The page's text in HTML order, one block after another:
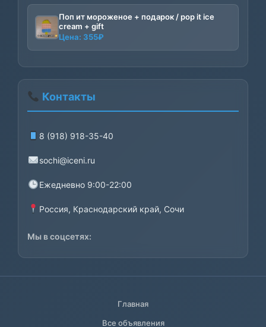
составляла
2000₽.
1500₽.
Поп ит мороженое + подарок / pop it ice
cream + gift
Цена: 355₽
Контакты
8 (918) 918-35-40
sochi@iceni.ru
Ежедневно 9:00-22:00
Россия, Краснодарский край, Сочи
Мы в соцсетях:
Главная
Все объявления